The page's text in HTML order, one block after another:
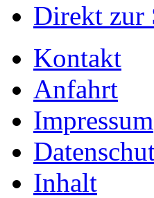
Direkt zur
Kontakt
Anfahrt
Impressum
Inhalt